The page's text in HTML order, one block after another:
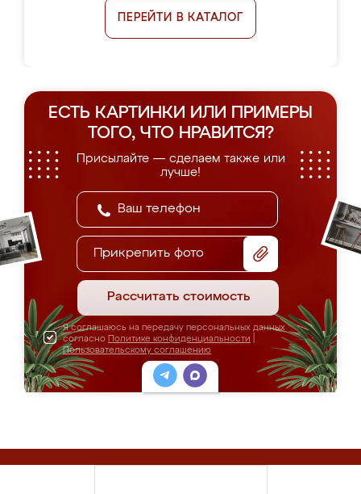
ПЕРЕЙТИ В КАТАЛОГ
ЕСТЬ КАРТИНКИ ИЛИ ПРИМЕРЫ
ТОГО, ЧТО НРАВИТСЯ?
Присылайте — сделаем также или
лучше!
Прикрепить фото
Рассчитать стоимость
Я соглашаюсь на передачу персональных данных
согласно Политике конфиденциальности
Пользовательскому соглашению